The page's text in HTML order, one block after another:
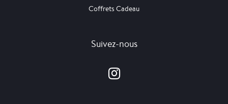
Coffrets Cadeau
Suivez-nous